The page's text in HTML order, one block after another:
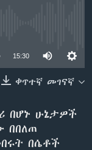
15:30
ቀጥተኛ መገናኛ
በሆኑ ሁኔታዎች
በበለጠ
በሴቶች